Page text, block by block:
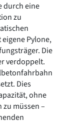
durch eine
zu
Pylone,
Die
verdoppelt.
Dies
ohne
müssen –